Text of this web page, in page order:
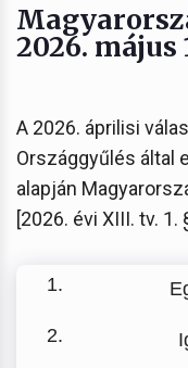
2026. május
A 2026. áprilisi
Országgyűlés által
alapján
[2026. évi XIII. tv. 1.